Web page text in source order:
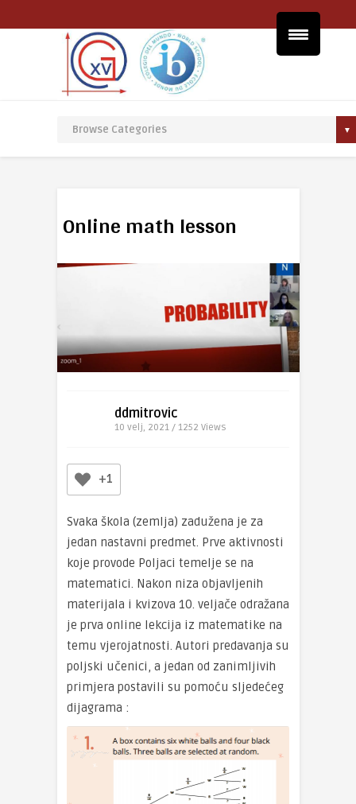
Online math lesson
ddmitrovic
10 velj, 2021 / 1252 Views
+1
Svaka škola (zemlja) zadužena je za
jedan nastavni predmet. Prve aktivnosti
koje provode Poljaci temelje se na
matematici. Nakon niza objavljenih
materijala i kvizova 10. veljače odražana
je prva online lekcija iz matematike na
temu vjerojatnosti. Autori predavanja su
poljski učenici, a jedan od zanimljivih
primjera postavili su pomoću sljedećeg
dijagrama :